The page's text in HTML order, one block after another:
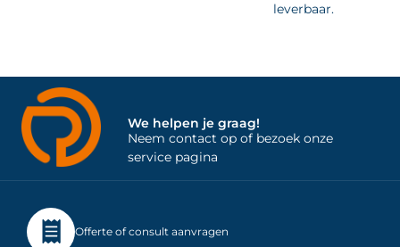
leverbaar.
We helpen je graag!
Neem contact op of bezoek onze
service pagina
Offerte of consult aanvragen